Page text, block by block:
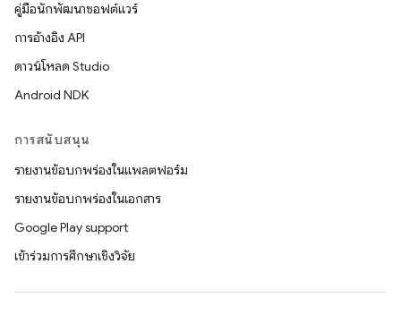
คู่มือนักพัฒนาซอฟต์แวร์
การอ้างอิง API
ดาวน์โหลด Studio
Android NDK
การสนับสนุน
รายงานข้อบกพร่องในแพลตฟอร์ม
รายงานข้อบกพร่องในเอกสาร
Google Play support
เข้าร่วมการศึกษาเชิงวิจัย